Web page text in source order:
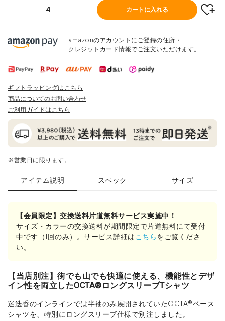
4 カートに入れる
amazonのアカウントにご登録の住所・
クレジットカード情報でご注文いただけます。
ギフトラッピングはこちら
商品についてのお問い合わせ
ご利用ガイドはこちら
※営業日に限ります。
アイテム説明 スペック サイズ
【会員限定】交換送料片道無料サービス実施中！
サイズ・カラーの交換送料が期間限定で片道無料にて受付
中です（1回のみ）。サービス詳細は こちらをご覧くださ
い。
【当店別注】街でも山でも快適に使える、機能性とデザ
イン性を両立したOCTA®ロングスリーブTシャツ
迷迭香のインラインでは半袖のみ展開されていたOCTA®ベース
シャツを、特別にロングスリーブ仕様で別注しました。